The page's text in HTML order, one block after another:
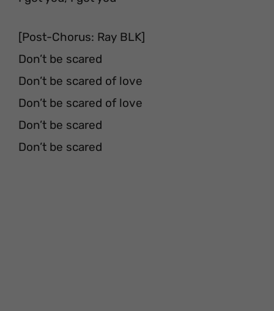
[Post-Chorus: Ray BLK]
Don’t be scared
Don’t be scared of love
Don’t be scared of love
Don’t be scared
Don’t be scared